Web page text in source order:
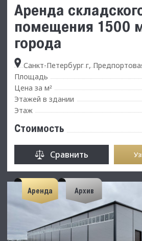
Аренда
помещения 1500
города
Санкт-Петербург г,
Площадь
Цена за м²
Этажей в здании
Этаж
Стоимость
Сравнить
Аренда Архив